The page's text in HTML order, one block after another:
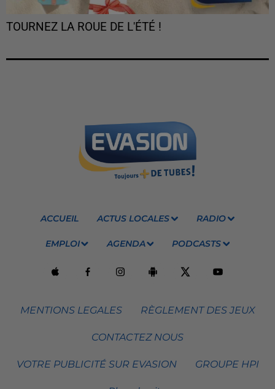
TOURNEZ LA ROUE DE L'ÉTÉ !
ACCUEIL ACTUS LOCALES RADIO
EMPLOI AGENDA PODCASTS
MENTIONS LEGALES RÈGLEMENT DES JEUX
CONTACTEZ NOUS
VOTRE PUBLICITÉ SUR EVASION GROUPE HPI